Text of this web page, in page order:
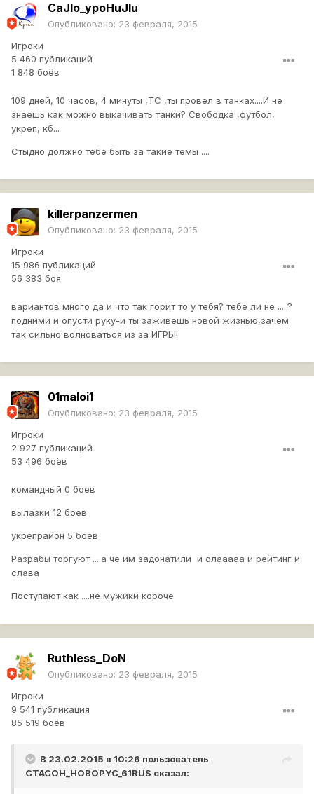
CaJlo_ypoHuJIu
Опубликовано: 23 февраля, 2015
Игроки
5 460 публикаций
1 848 боёв
109 дней, 10 часов, 4 минуты ,ТС ,ты провел в танках....И не
знаешь как можно выкачивать танки? Свободка ,футбол,
укреп, кб...
Стыдно должно тебе быть за такие темы ....
killerpanzermen
Опубликовано: 23 февраля, 2015
Игроки
15 986 публикаций
56 383 боя
вариантов много да и что так горит то у тебя? тебе ли не .....?
подними и опусти руку-и ты заживешь новой жизнью,зачем
так сильно волноваться из за ИГРЫ!
01maloi1
Опубликовано: 23 февраля, 2015
Игроки
2 927 публикаций
53 496 боёв
командный 0 боев
вылазки 12 боев
укрепрайон 5 боев
Разрабы торгуют ....а че им задонатили и олааааа и рейтинг и
слава
Поступают как ....не мужики короче
Ruthless_DoN
Опубликовано: 23 февраля, 2015
Игроки
9 541 публикация
85 519 боёв
В 23.02.2015 в 10:26 пользователь
CTACOH_HOBOPYC_61RUS сказал: